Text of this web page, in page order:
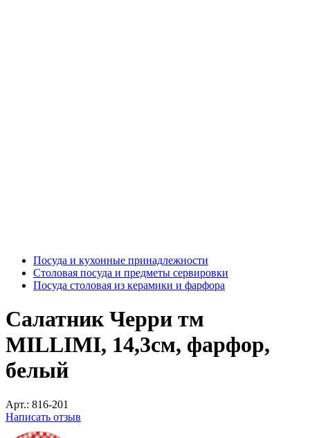
Посуда и кухонные принадлежности
Столовая посуда и предметы сервировки
Посуда столовая из керамики и фарфора
Салатник Черри тм
MILLIMI, 14,3см, фарфор,
белый
Арт.: 816-201
Написать отзыв